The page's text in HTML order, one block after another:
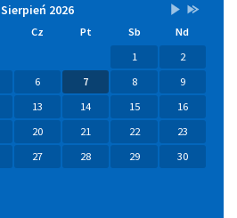
Lista
wydarzeń
Sierpień 2026Brak
w
Przestaw
na
Wrzesień
2026
Przestaw
na
Sierpień
2027
Cz Pt Sb
Nd
1
2
6 7 8
9
13 14 15
16
20 21 22
23
27 28 29
30